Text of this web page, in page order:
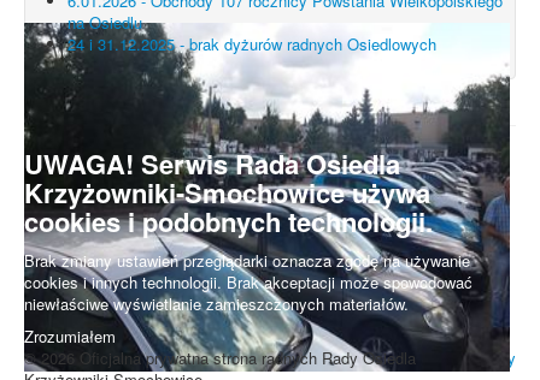
na Osiedlu
24 i 31.12.2025 - brak dyżurów radnych Osiedlowych
UWAGA! Serwis Rada Osiedla
Krzyżowniki-Smochowice używa
cookies i podobnych technologii.
Brak zmiany ustawień przeglądarki oznacza zgodę na używanie
cookies i innych technologii. Brak akceptacji może spowodować
niewłaściwe wyświetlanie zamieszczonych materiałów.
Zrozumiałem
Do góry
© 2026 Oficjalna prywatna strona radnych Rady Osiedla